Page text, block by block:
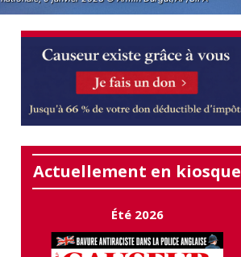
Actuellement en kiosque
Été 2026